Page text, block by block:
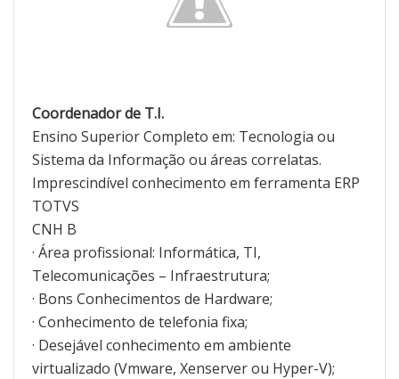
Coordenador de T.I.
Ensino Superior Completo em: Tecnologia ou
Sistema da Informação ou áreas correlatas.
Imprescindível conhecimento em ferramenta ERP
TOTVS
CNH B
· Área profissional: Informática, TI,
Telecomunicações – Infraestrutura;
· Bons Conhecimentos de Hardware;
· Conhecimento de telefonia fixa;
· Desejável conhecimento em ambiente
virtualizado (Vmware, Xenserver ou Hyper-V);